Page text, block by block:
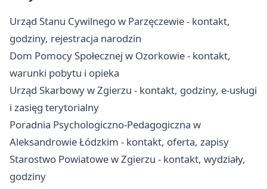
Urząd Stanu Cywilnego w Parzęczewie - kontakt,
godziny, rejestracja narodzin
Dom Pomocy Społecznej w Ozorkowie - kontakt,
warunki pobytu i opieka
Urząd Skarbowy w Zgierzu - kontakt, godziny, e-usługi
i zasięg terytorialny
Poradnia Psychologiczno-Pedagogiczna w
Aleksandrowie Łódzkim - kontakt, oferta, zapisy
Starostwo Powiatowe w Zgierzu - kontakt, wydziały,
godziny